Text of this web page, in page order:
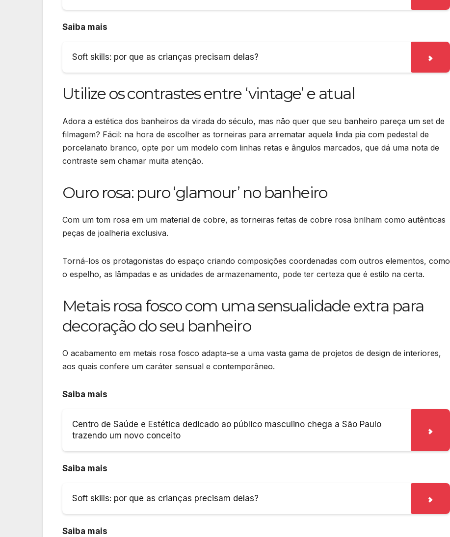
Saiba mais
Soft skills: por que as crianças precisam delas?
Utilize os contrastes entre ‘vintage’ e atual
Adora a estética dos banheiros da virada do século, mas não quer que seu banheiro pareça um set de
filmagem? Fácil: na hora de escolher as torneiras para arrematar aquela linda pia com pedestal de
porcelanato branco, opte por um modelo com linhas retas e ângulos marcados, que dá uma nota de
contraste sem chamar muita atenção.
Ouro rosa: puro ‘glamour’ no banheiro
Com um tom rosa em um material de cobre, as torneiras feitas de cobre rosa brilham como autênticas
peças de joalheria exclusiva.
Torná-los os protagonistas do espaço criando composições coordenadas com outros elementos, como
o espelho, as lâmpadas e as unidades de armazenamento, pode ter certeza que é estilo na certa.
Metais rosa fosco com uma sensualidade extra para
decoração do seu banheiro
O acabamento em metais rosa fosco adapta-se a uma vasta gama de projetos de design de interiores,
aos quais confere um caráter sensual e contemporâneo.
Saiba mais
Centro de Saúde e Estética dedicado ao público masculino chega a São Paulo
trazendo um novo conceito
Saiba mais
Soft skills: por que as crianças precisam delas?
Saiba mais